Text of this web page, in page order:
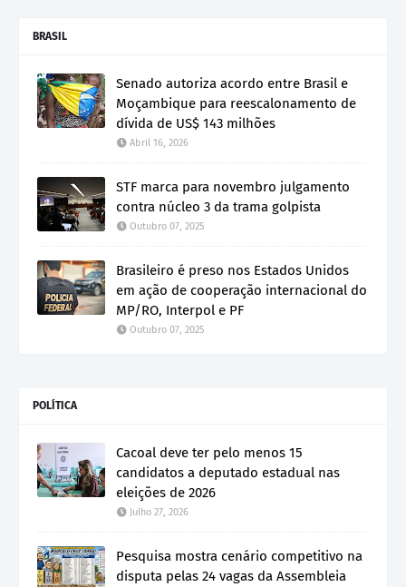
BRASIL
Senado autoriza acordo entre Brasil e
Moçambique para reescalonamento de
dívida de US$ 143 milhões
Abril 16, 2026
STF marca para novembro julgamento
contra núcleo 3 da trama golpista
Outubro 07, 2025
Brasileiro é preso nos Estados Unidos
em ação de cooperação internacional do
MP/RO, Interpol e PF
Outubro 07, 2025
POLÍTICA
Cacoal deve ter pelo menos 15
candidatos a deputado estadual nas
eleições de 2026
Julho 27, 2026
Pesquisa mostra cenário competitivo na
disputa pelas 24 vagas da Assembleia